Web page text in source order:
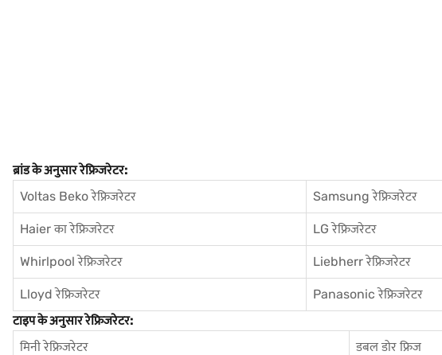
ब्रांड के अनुसार रेफ्रिजरेटर:
Voltas Beko रेफ्रिजरेटर
Samsung रेफ्रिजरेटर
Haier का रेफ्रिजरेटर LG रेफ्रिजरेटर
Whirlpool रेफ्रिजरेटर Liebherr रेफ्रिजरेटर
Lloyd रेफ्रिजरेटर
Panasonic रेफ्रिजरेटर
टाइप के अनुसार रेफ्रिजरेटर:
मिनी रेफ्रिजरेटर
डबल डोर फ्रिज